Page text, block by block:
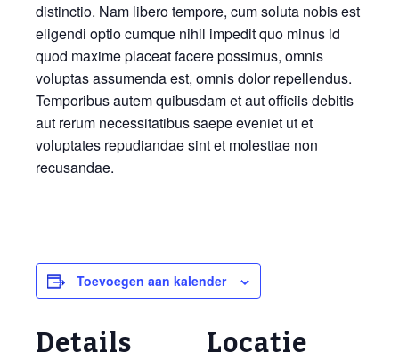
distinctio. Nam libero tempore, cum soluta nobis est
eligendi optio cumque nihil impedit quo minus id
quod maxime placeat facere possimus, omnis
voluptas assumenda est, omnis dolor repellendus.
Temporibus autem quibusdam et aut officiis debitis
aut rerum necessitatibus saepe eveniet ut et
voluptates repudiandae sint et molestiae non
recusandae.
Toevoegen aan kalender
Details Locatie